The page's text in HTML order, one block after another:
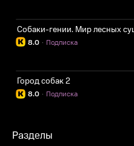
Собаки-гении. Мир лесных
8.0 Подписка
·
Город собак 2
8.0 Подписка
·
Разделы